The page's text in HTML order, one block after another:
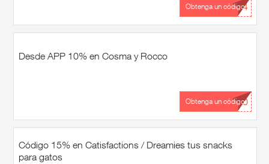
...24
Obtenga un código
Desde APP 10% en Cosma y Rocco
...10
Obtenga un código
Código 15% en Catisfactions / Dreamies tus snacks
para gatos